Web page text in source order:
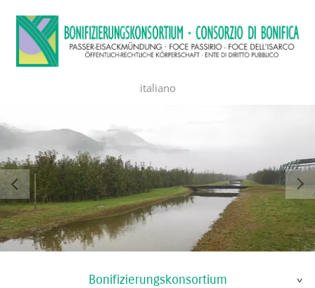
italiano
Bonifizierungskonsortium